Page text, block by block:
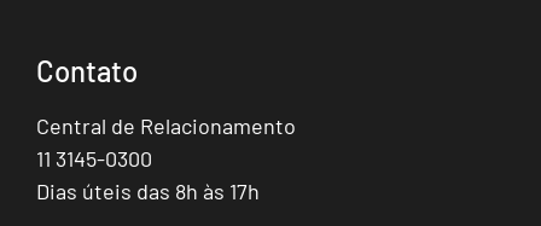
Contato
Central de Relacionamento
11 3145-0300
Dias úteis das 8h às 17h